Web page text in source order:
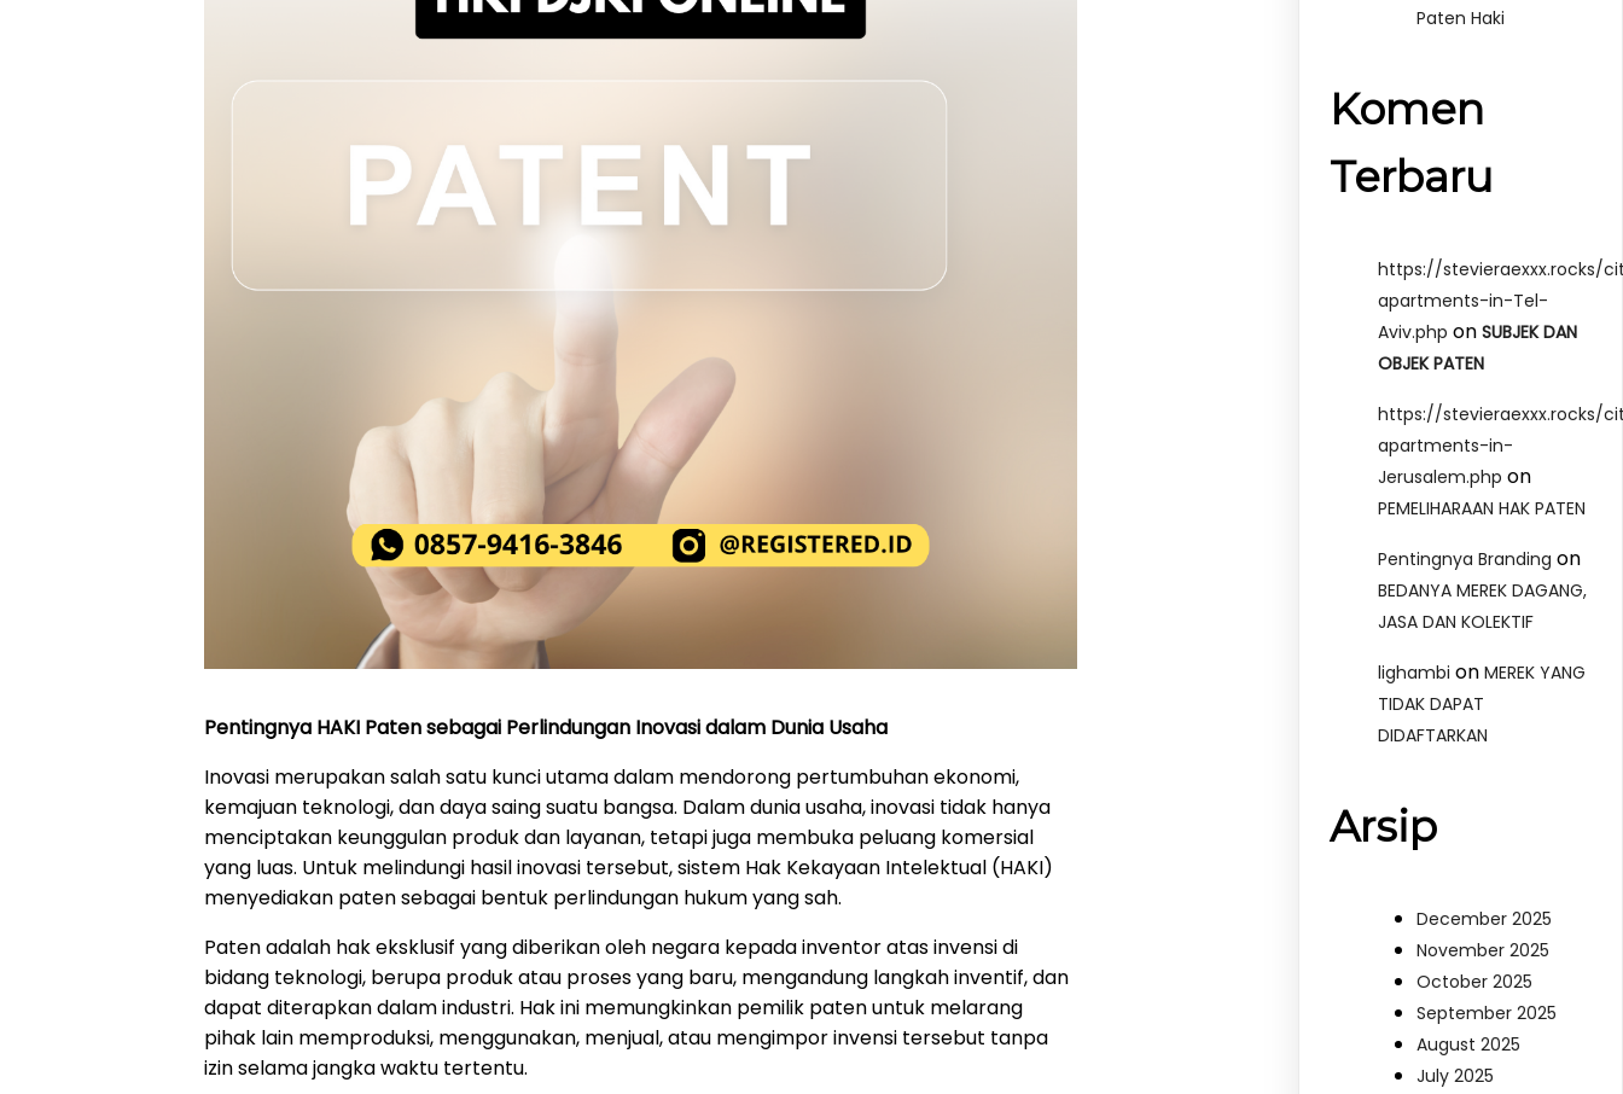
Pentingnya HAKI Paten sebagai Perlindungan Inovasi dalam Dunia Usaha
Inovasi merupakan salah satu kunci utama dalam mendorong pertumbuhan ekonomi,
kemajuan teknologi, dan daya saing suatu bangsa. Dalam dunia usaha, inovasi tidak hanya
menciptakan keunggulan produk dan layanan, tetapi juga membuka peluang komersial
yang luas. Untuk melindungi hasil inovasi tersebut, sistem Hak Kekayaan Intelektual (HAKI)
menyediakan paten sebagai bentuk perlindungan hukum yang sah.
Paten adalah hak eksklusif yang diberikan oleh negara kepada inventor atas invensi di
bidang teknologi, berupa produk atau proses yang baru, mengandung langkah inventif, dan
dapat diterapkan dalam industri. Hak ini memungkinkan pemilik paten untuk melarang
pihak lain memproduksi, menggunakan, menjual, atau mengimpor invensi tersebut tanpa
izin selama jangka waktu tertentu.
Paten Haki
Komen
Terbaru
https://stevieraexxx.rocks/
apartments-in-Tel-
Aviv.php onSUBJEK DAN
OBJEK PATEN
https://stevieraexxx.rocks/
apartments-in-
Jerusalem.php on
PEMELIHARAAN HAK PATEN
Pentingnya Branding on
BEDANYA MEREK DAGANG,
JASA DAN KOLEKTIF
lighambi onMEREK YANG
TIDAK DAPAT
DIDAFTARKAN
Arsip
December 2025
November 2025
October 2025
September 2025
August 2025
July 2025